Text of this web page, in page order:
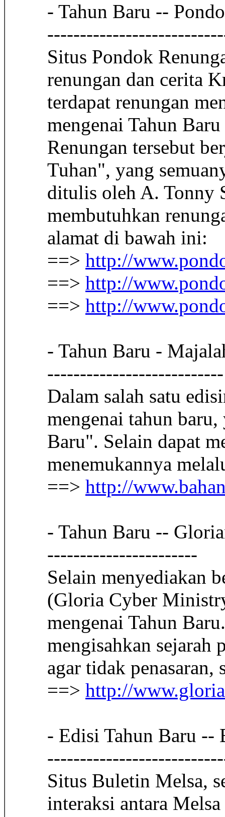
- Tahun Baru --
Situs Pondok
renungan dan cerita
terdapat renungan
mengenai Tahun
Renungan tersebut
Tuhan", yang
ditulis oleh A. Tonny
membutuhkan
alamat di bawah ini:
==> http://
==> http://
==> http://
- Tahun Baru -
---------------------------
Dalam salah satu
mengenai tahun
Baru". Selain dapat
menemukannya
==> http://
- Tahun Baru --
-----------------------
Selain menyediakan
(Gloria Cyber
mengenai Tahun
mengisahkan sejarah
agar tidak
==> http://
- Edisi Tahun Baru --
Situs Buletin Melsa,
interaksi antara